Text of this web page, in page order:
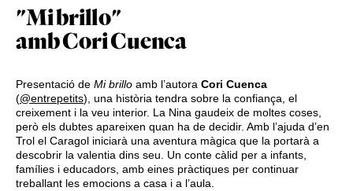
"Mi brillo"
amb Cori Cuenca
Presentació de Mi brillo amb l’autora Cori Cuenca
(@entrepetits), una història tendra sobre la confiança, el
creixement i la veu interior. La Nina gaudeix de moltes coses,
però els dubtes apareixen quan ha de decidir. Amb l’ajuda d’en
Trol el Caragol iniciarà una aventura màgica que la portarà a
descobrir la valentia dins seu. Un conte càlid per a infants,
famílies i educadors, amb eines pràctiques per continuar
treballant les emocions a casa i a l’aula.